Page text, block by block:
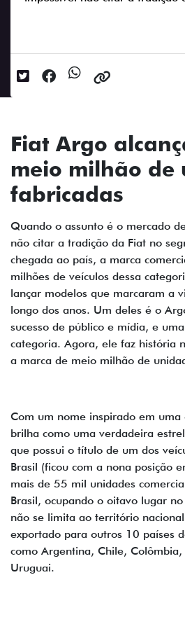
Fiat Argo
meio milhão de
fabricadas
Quando o assunto é o mercado
não citar a tradição da Fiat no
chegada ao país, a marca
milhões de veículos dessa
lançar modelos que marcaram a
longo dos anos. Um deles é o
sucesso de público e mídia, e
categoria. Agora, ele faz história
a marca de meio milhão de
Com um nome inspirado em uma
brilha como uma verdadeira
que possui o título de um dos
Brasil (ficou com a nona posição
mais de 55 mil unidades
Brasil, ocupando o oitavo lugar
não se limita ao território
exportado para outros 10 países
como Argentina, Chile, Colômbia,
Uruguai.